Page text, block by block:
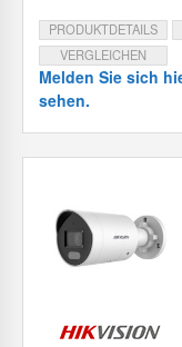
PRODUKTDETAILS
VERGLEICHEN
Melden Sie sich
sehen.